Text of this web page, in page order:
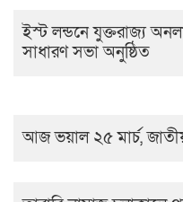
ইস্ট লন্ডনে যুক্তরাজ্য
সাধারণ সভা অনুষ্ঠিত
আজ ভয়াল ২৫ মার্চ,